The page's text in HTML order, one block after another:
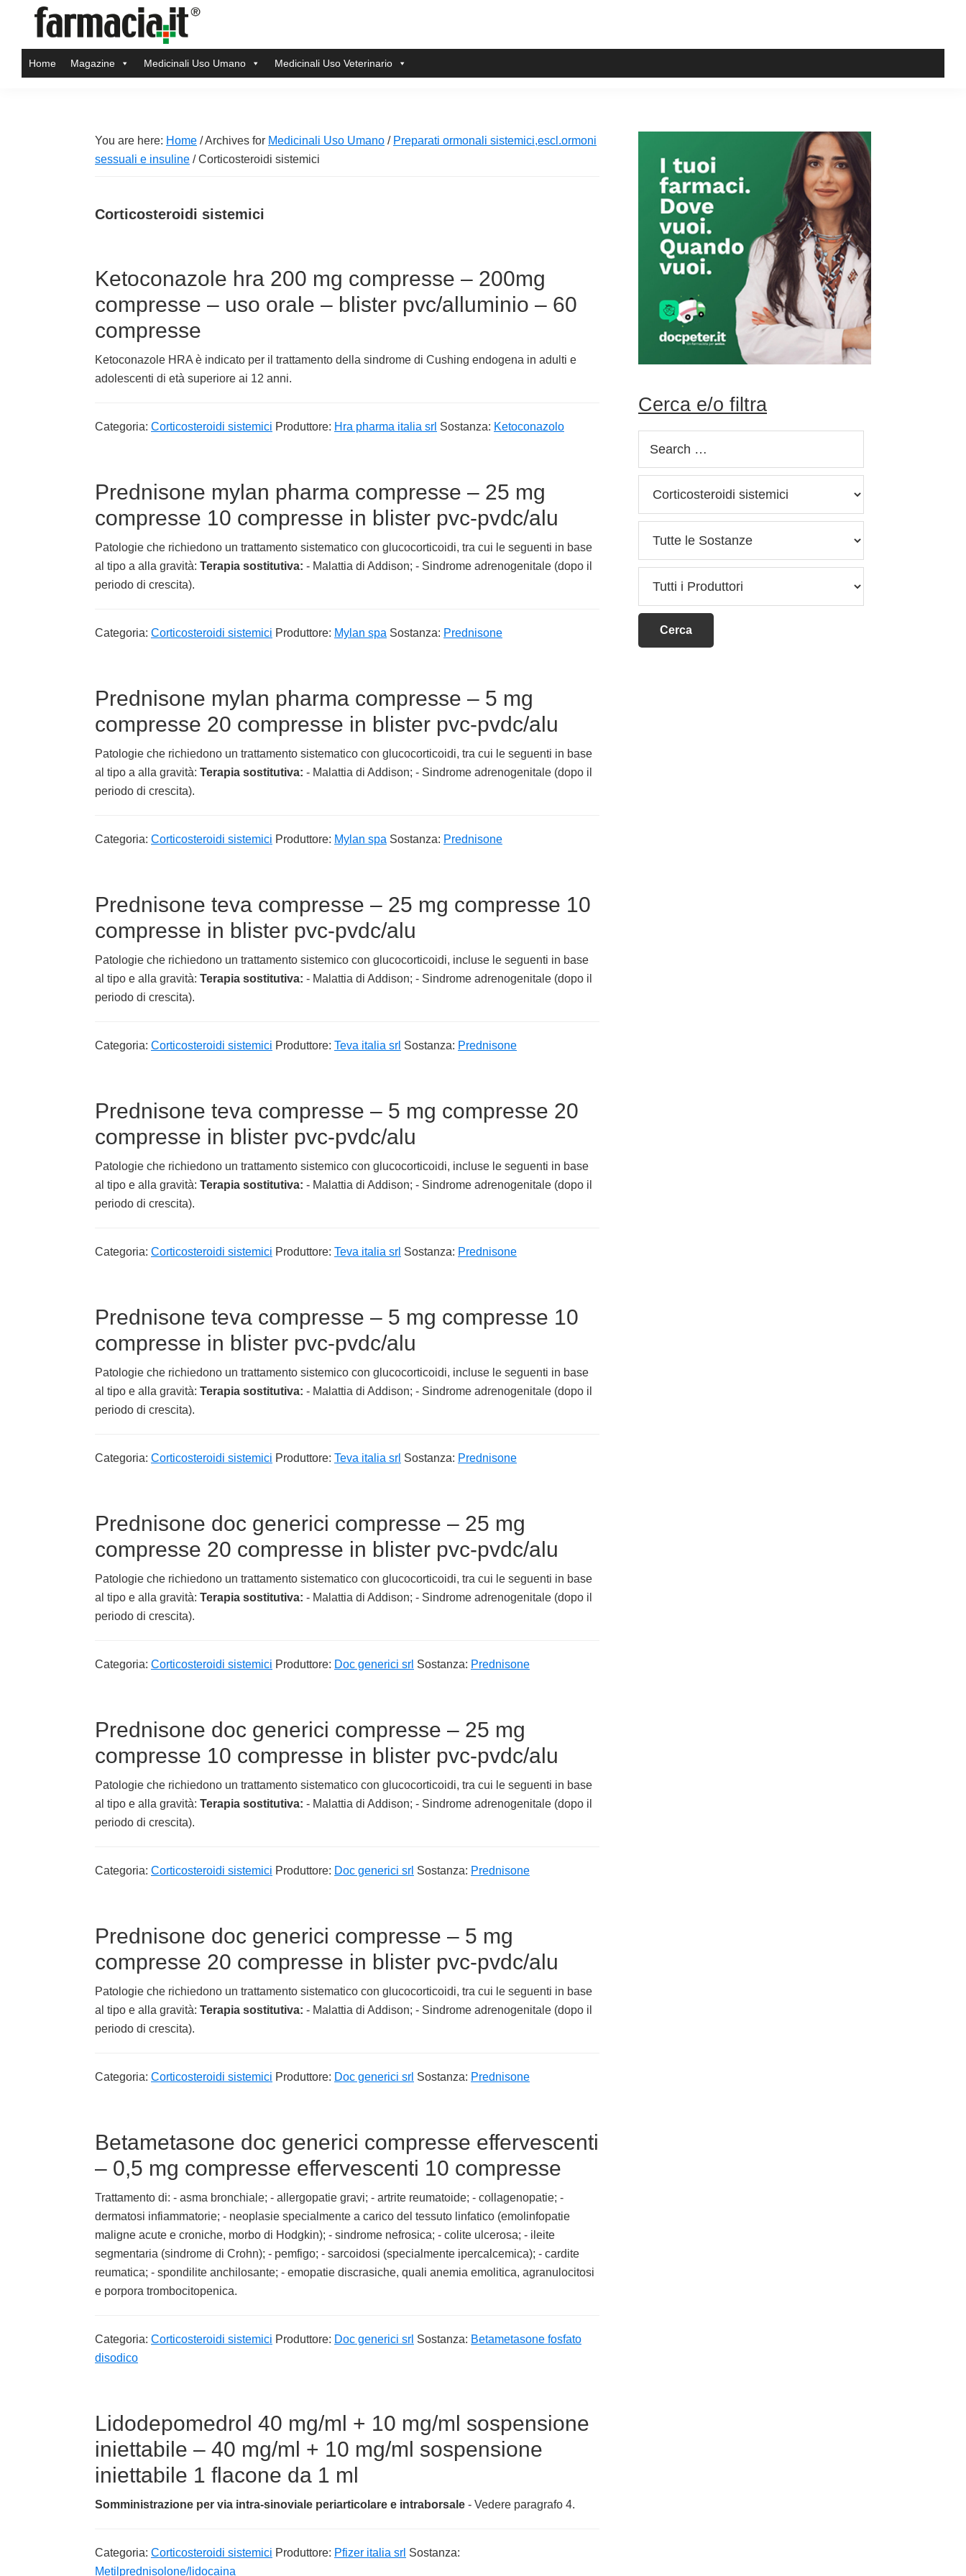
primary
main
primary
footerFarmacia.it
magazine
Home Magazine Medicinali Uso Umano Medicinali Uso Veterinario
You are here: Home /Archives for Medicinali Uso Umano / Preparati ormonali sistemici,escl.ormoni
sessuali e insuline /Corticosteroidi sistemici
Corticosteroidi sistemici
Ketoconazole hra 200 mg compresse – 200mg
compresse – uso orale – blister pvc/alluminio – 60
compresse
Ketoconazole HRA è indicato per il trattamento della sindrome di Cushing endogena in adulti e
adolescenti di età superiore ai 12 anni.
Categoria: Corticosteroidi sistemici Produttore: Hra pharma italia srl Sostanza: Ketoconazolo
Prednisone mylan pharma compresse – 25 mg
compresse 10 compresse in blister pvc-pvdc/alu
Patologie che richiedono un trattamento sistematico con glucocorticoidi, tra cui le seguenti in base
al tipo a alla gravità: Terapia sostitutiva: - Malattia di Addison; - Sindrome adrenogenitale (dopo il
periodo di crescita).
Categoria: Corticosteroidi sistemici Produttore: Mylan spa Sostanza: Prednisone
Prednisone mylan pharma compresse – 5 mg
compresse 20 compresse in blister pvc-pvdc/alu
Patologie che richiedono un trattamento sistematico con glucocorticoidi, tra cui le seguenti in base
al tipo a alla gravità: Terapia sostitutiva: - Malattia di Addison; - Sindrome adrenogenitale (dopo il
periodo di crescita).
Categoria: Corticosteroidi sistemici Produttore: Mylan spa Sostanza: Prednisone
Prednisone teva compresse – 25 mg compresse 10
compresse in blister pvc-pvdc/alu
Patologie che richiedono un trattamento sistemico con glucocorticoidi, incluse le seguenti in base
al tipo e alla gravità: Terapia sostitutiva: - Malattia di Addison; - Sindrome adrenogenitale (dopo il
periodo di crescita).
Categoria: Corticosteroidi sistemici Produttore: Teva italia srl Sostanza: Prednisone
Prednisone teva compresse – 5 mg compresse 20
compresse in blister pvc-pvdc/alu
Patologie che richiedono un trattamento sistemico con glucocorticoidi, incluse le seguenti in base
al tipo e alla gravità: Terapia sostitutiva: - Malattia di Addison; - Sindrome adrenogenitale (dopo il
periodo di crescita).
Categoria: Corticosteroidi sistemici Produttore: Teva italia srl Sostanza: Prednisone
Prednisone teva compresse – 5 mg compresse 10
compresse in blister pvc-pvdc/alu
Patologie che richiedono un trattamento sistemico con glucocorticoidi, incluse le seguenti in base
al tipo e alla gravità: Terapia sostitutiva: - Malattia di Addison; - Sindrome adrenogenitale (dopo il
periodo di crescita).
Categoria: Corticosteroidi sistemici Produttore: Teva italia srl Sostanza: Prednisone
Prednisone doc generici compresse – 25 mg
compresse 20 compresse in blister pvc-pvdc/alu
Patologie che richiedono un trattamento sistematico con glucocorticoidi, tra cui le seguenti in base
al tipo e alla gravità: Terapia sostitutiva: - Malattia di Addison; - Sindrome adrenogenitale (dopo il
periodo di crescita).
Categoria: Corticosteroidi sistemici Produttore: Doc generici srl Sostanza: Prednisone
Prednisone doc generici compresse – 25 mg
compresse 10 compresse in blister pvc-pvdc/alu
Patologie che richiedono un trattamento sistematico con glucocorticoidi, tra cui le seguenti in base
al tipo e alla gravità: Terapia sostitutiva: - Malattia di Addison; - Sindrome adrenogenitale (dopo il
periodo di crescita).
Categoria: Corticosteroidi sistemici Produttore: Doc generici srl Sostanza: Prednisone
Prednisone doc generici compresse – 5 mg
compresse 20 compresse in blister pvc-pvdc/alu
Patologie che richiedono un trattamento sistematico con glucocorticoidi, tra cui le seguenti in base
al tipo e alla gravità: Terapia sostitutiva: - Malattia di Addison; - Sindrome adrenogenitale (dopo il
periodo di crescita).
Categoria: Corticosteroidi sistemici Produttore: Doc generici srl Sostanza: Prednisone
Betametasone doc generici compresse effervescenti
– 0,5 mg compresse effervescenti 10 compresse
Trattamento di: - asma bronchiale; - allergopatie gravi; - artrite reumatoide; - collagenopatie; -
dermatosi infiammatorie; - neoplasie specialmente a carico del tessuto linfatico (emolinfopatie
maligne acute e croniche, morbo di Hodgkin); - sindrome nefrosica; - colite ulcerosa; - ileite
segmentaria (sindrome di Crohn); - pemfigo; - sarcoidosi (specialmente ipercalcemica); - cardite
reumatica; - spondilite anchilosante; - emopatie discrasiche, quali anemia emolitica, agranulocitosi
e porpora trombocitopenica.
Categoria: Corticosteroidi sistemici Produttore: Doc generici srl Sostanza: Betametasone fosfato
disodico
Lidodepomedrol 40 mg/ml + 10 mg/ml sospensione
iniettabile – 40 mg/ml + 10 mg/ml sospensione
iniettabile 1 flacone da 1 ml
Somministrazione per via intra-sinoviale periarticolare e intraborsale - Vedere paragrafo 4.
Categoria: Corticosteroidi sistemici Produttore: Pfizer italia srl Sostanza:
Metilprednisolone/lidocaina
Sidebar
Cerca e/o filtra